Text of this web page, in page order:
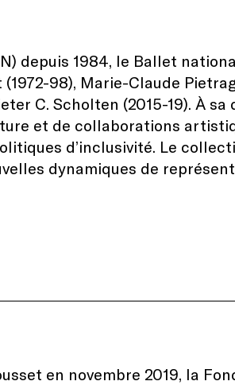
depuis 1984, le Ballet
98), Marie-Claude
C. Scholten (2015-19). À sa
et de collaborations
d’inclusivité. Le
dynamiques de
en novembre 2019, la